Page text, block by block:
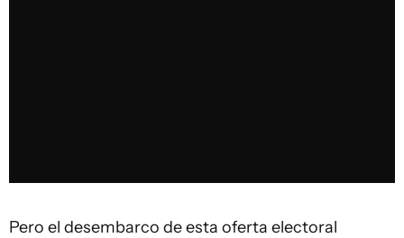
Pero el desembarco de esta oferta electoral